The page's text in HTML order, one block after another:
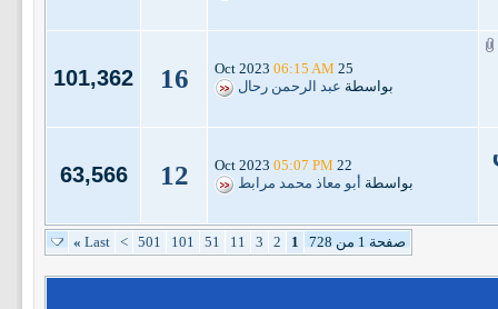
25 Oct 2023
06:15 AM
بواسطة عبد الرحمن رحال 16
101,362
22 Oct 2023
05:07 PM
بواسطة أبو معاذ محمد مرابط 12
63,566
صفحة 1 من 728 1
2
3
11
51
101
501
>
Last
»